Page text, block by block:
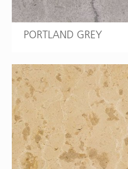
PORTLAND GREY